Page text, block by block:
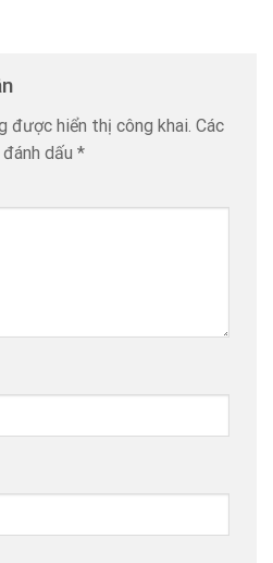
được hiển thị công khai. Các
dấu *